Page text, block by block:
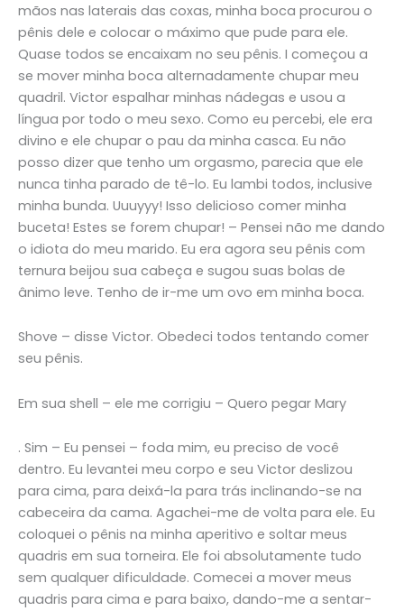
mãos nas laterais das coxas, minha boca procurou o
pênis dele e colocar o máximo que pude para ele.
Quase todos se encaixam no seu pênis. I começou a
se mover minha boca alternadamente chupar meu
quadril. Victor espalhar minhas nádegas e usou a
língua por todo o meu sexo. Como eu percebi, ele era
divino e ele chupar o pau da minha casca. Eu não
posso dizer que tenho um orgasmo, parecia que ele
nunca tinha parado de tê-lo. Eu lambi todos, inclusive
minha bunda. Uuuyyy! Isso delicioso comer minha
buceta! Estes se forem chupar! – Pensei não me dando
o idiota do meu marido. Eu era agora seu pênis com
ternura beijou sua cabeça e sugou suas bolas de
ânimo leve. Tenho de ir-me um ovo em minha boca.
Shove – disse Victor. Obedeci todos tentando comer
seu pênis.
Em sua shell – ele me corrigiu – Quero pegar Mary
. Sim – Eu pensei – foda mim, eu preciso de você
dentro. Eu levantei meu corpo e seu Victor deslizou
para cima, para deixá-la para trás inclinando-se na
cabeceira da cama. Agachei-me de volta para ele. Eu
coloquei o pênis na minha aperitivo e soltar meus
quadris em sua torneira. Ele foi absolutamente tudo
sem qualquer dificuldade. Comecei a mover meus
quadris para cima e para baixo, dando-me a sentar-